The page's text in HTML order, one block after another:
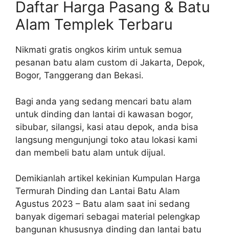
Daftar Harga Pasang & Batu
Alam Templek Terbaru
Nikmati gratis ongkos kirim untuk semua
pesanan batu alam custom di Jakarta, Depok,
Bogor, Tanggerang dan Bekasi.
Bagi anda yang sedang mencari batu alam
untuk dinding dan lantai di kawasan bogor,
sibubar, silangsi, kasi atau depok, anda bisa
langsung mengunjungi toko atau lokasi kami
dan membeli batu alam untuk dijual.
Demikianlah artikel kekinian Kumpulan Harga
Termurah Dinding dan Lantai Batu Alam
Agustus 2023 – Batu alam saat ini sedang
banyak digemari sebagai material pelengkap
bangunan khususnya dinding dan lantai batu